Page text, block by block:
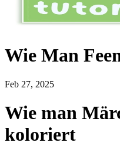
Wie Man
Feb 27, 2025
Wie man
koloriert